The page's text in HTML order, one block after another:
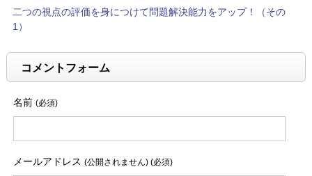
二つの視点の評価を身につけて問題解決能力をアップ！（その
1）
コメントフォーム
名前 (必須)
メールアドレス (公開されません) (必須)